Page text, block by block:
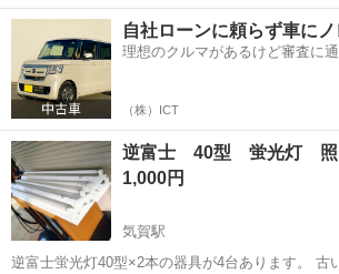
営しています。 粗⼤ごみ等の減量を⽬的に、まだ
ットへお持...
静岡 静岡市 照明器具 リユース
自社ローンに頼らず車に
理想のクルマがあるけど審査に
（株）ICT
逆富士 40型 蛍光灯 照
1,000円
気賀駅
逆富士蛍光灯40型×2本の器具が4台あります。 古